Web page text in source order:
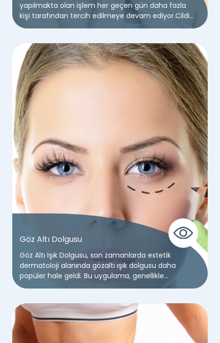
yapılmakta olan işlem her geçen gün daha fazla
kişi tarafından tercih edilmeye devam ediyor.Cildin
çok hoş, genç ve pürüzsüz görünmesine yardımcı
cildin düzelmesine olanak sağlıyor.Sizler de yaşlılık
belirtilerinden kurtulmak, daha genç ve sağlıklı bir
cilde kavuşmak için bu işlemi Thulium Lazer
cihazından faydalanabilirsiniz. Alanında uzman
personeller tarafından kullanılan Thulium Lazer
cihazı ile istediğiniz cilde kavuşmak artık daha kolay
hale geliyor.
Göz Altı Dolgusu
Göz Altı Işık Dolgusu, son zamanlarda estetik
dermatoloji alanında gözaltı ışık dolgusu daha
popüler hale geldi. Bu uygulama, genellikle
yaşlanma ve genetik faktörler nedeniyle yüz
çukurlukları ve koyu halkaları gidermek için kullanılır.
Gözaltı ışık dolgusu, kişinin yüzündeki ışığı ve
dolayısıyla gençlik görüntüsünü canlandırmasına
yardımcı olur.